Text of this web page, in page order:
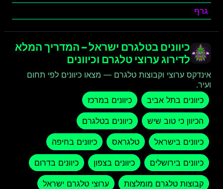
גרף
כיוונים בטלגרם ישראל – המדריך המלא
לדירוג ערוצי טלגרם וכיוונים
אינדקס ערוצי וקבוצות טלגרם — מצאו כיוונים לפי תחום
ועיר.
כיוונים בתל אביב
כיוונים במרכז
הכיוון כי טוב שיש כיוונים בטלגרם
כיוונים בישראל טלגראס כיוונים בחיפה
כיוונים בירושלים כיוונים בצפון כיוונים בדרום
קבוצות טלגרם מומלצות ערוצי טלגרם ישראל